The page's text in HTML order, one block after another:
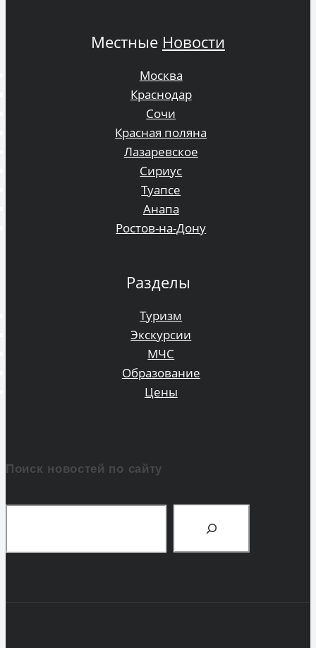
Местные Новости
Москва
Краснодар
Сочи
Красная поляна
Лазаревское
Сириус
Туапсе
Анапа
Ростов-на-Дону
Разделы
Туризм
Экскурсии
МЧС
Образование
Цены
Поиск новостей по сайту